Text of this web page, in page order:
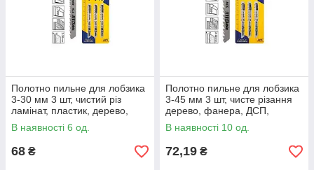
Полотно пильне для лобзика
3-30 мм 3 шт, чистий різ
ламінат, пластик, дерево,
фанера, ДСП, зуб 2.5, T101B
ТМ Kubis
В наявності 6 од.
68 ₴
Полотно пильне для лобзика
3-45 мм 3 шт, чисте різання
дерево, фанера, ДСП,
ламінат, пластик, зуб 4. ТМ
Kubis
В наявності 10 од.
72,19 ₴